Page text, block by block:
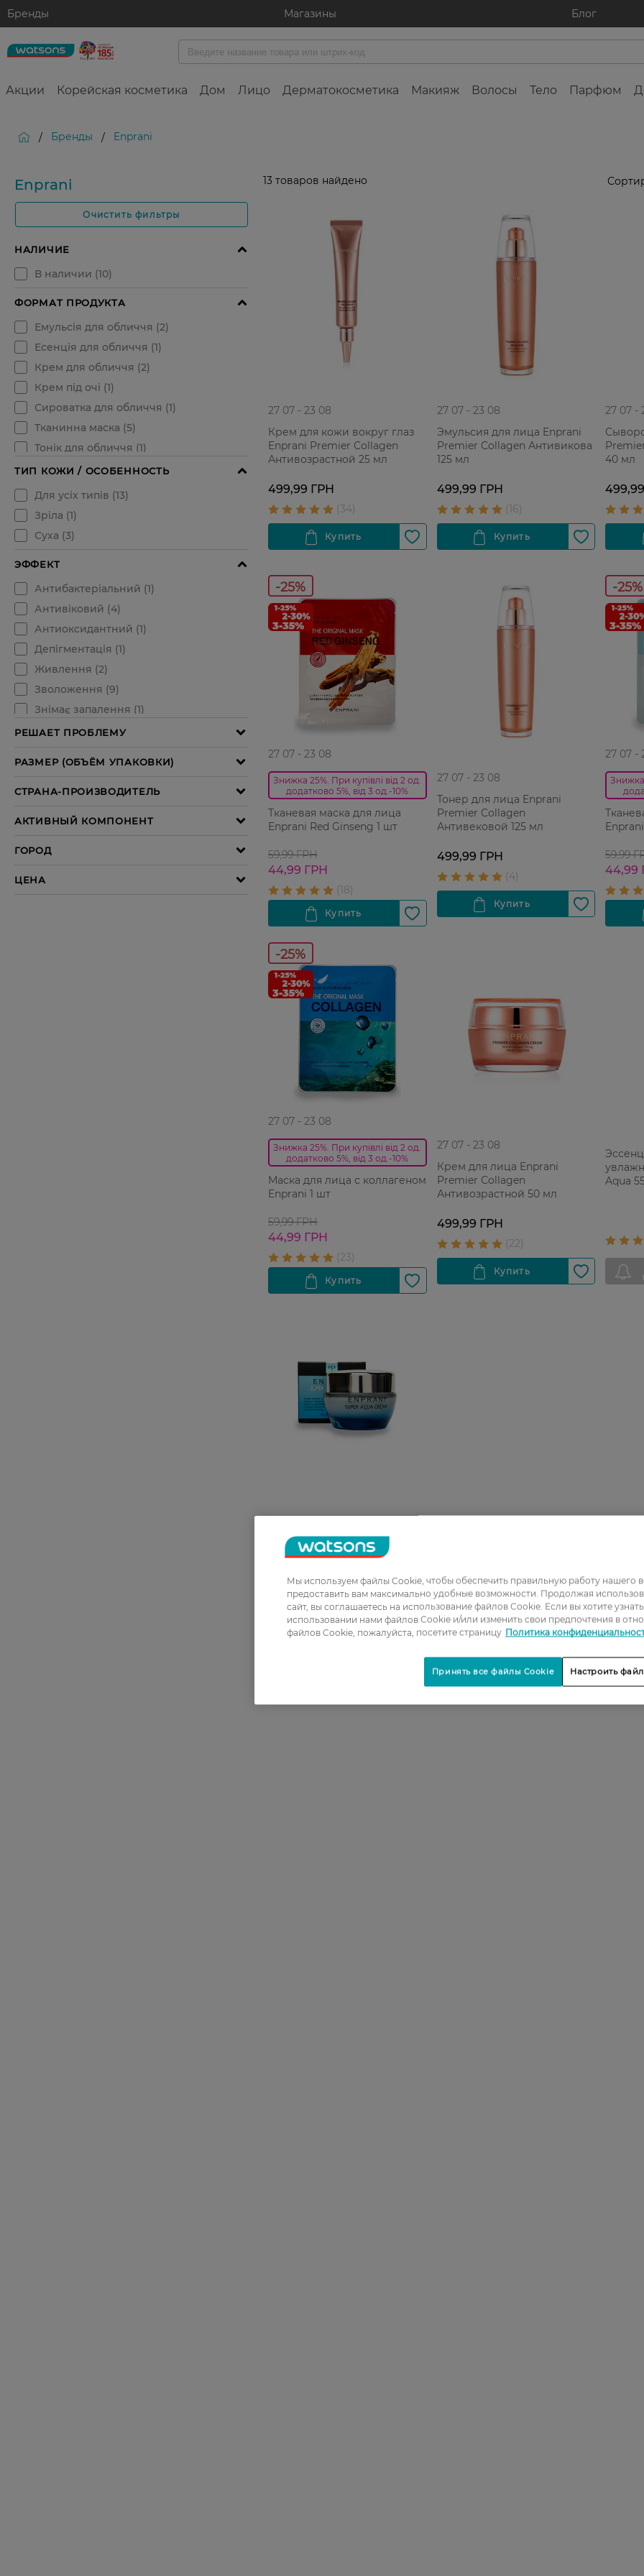
Бренды Магазины Блог
Акции Корейская косметика Дом Лицо Дерматокосметика Макияж Волосы Тело Парфюм
/ Бренды / Enprani
Enprani
Очистить фильтры
13 товаров найдено
27 07 - 23 08
Крем для кожи вокруг глаз
Enprani Premier Collagen
Антивозрастной 25 мл
499,99 ГРН
27 07 - 23 08
Эмульсия для лица Enprani
Premier Collagen Антивикова
125 мл
499,99 ГРН
27 07 -
40 мл
-25%
27 07 - 23 08
Знижка 25%. При купівлі від 2 од.
додатково 5%, від 3 од.-10%
Тканевая маска для лица
Enprani Red Ginseng 1 шт
59,99 ГРН
44,99 ГРН
27 07 - 23 08
Тонер для лица Enprani
Premier Collagen
Антивековой 125 мл
499,99 ГРН
-25%
27 07 -
Знижка
59,99
44,99
-25%
27 07 - 23 08
Знижка 25%. При купівлі від 2 од.
додатково 5%, від 3 од.-10%
Маска для лица с коллагеном
Enprani 1 шт
59,99 ГРН
44,99 ГРН
27 07 - 23 08
Крем для лица Enprani
Premier Collagen
Антивозрастной 50 мл
499,99 ГРН
Aqua
лица Enprani Super Aqua 50
Мы используем файлы Cookie, чтобы обеспечить правильную работу нашего
предоставить вам максимально удобные возможности. Продолжая
сайт, вы соглашаетесь на использование файлов Cookie. Если вы хотите
использовании нами файлов Cookie и/или изменить свои предпочтения в
файлов Cookie, пожалуйста, посетите страницу Политика
Настроить
Принять все файлы Cookie